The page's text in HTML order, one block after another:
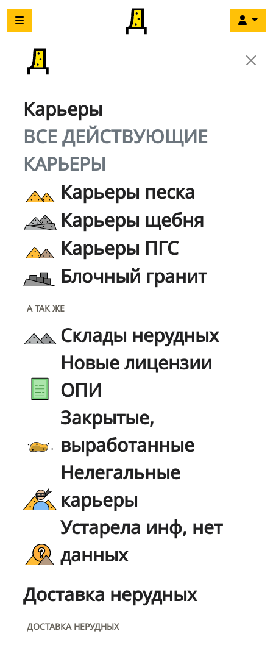
Карьеры
ВСЕ ДЕЙСТВУЮЩИЕ
КАРЬЕРЫ
Карьеры песка
Карьеры щебня
Карьеры ПГС
Блочный гранит
А ТАК ЖЕ
Склады нерудных
Новые лицензии
ОПИ
Закрытые,
выработанные
Нелегальные
карьеры
Устарела инф, нет
данных
Доставка нерудных
ДОСТАВКА НЕРУДНЫХ